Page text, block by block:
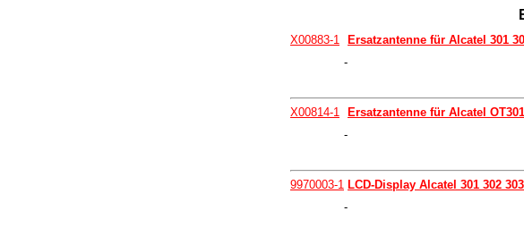
X00883-1
-
Ersatzantenne für Alcatel 301
X00814-1
-
Ersatzantenne für Alcatel
9970003-1
-
LCD-Display Alcatel 301 302